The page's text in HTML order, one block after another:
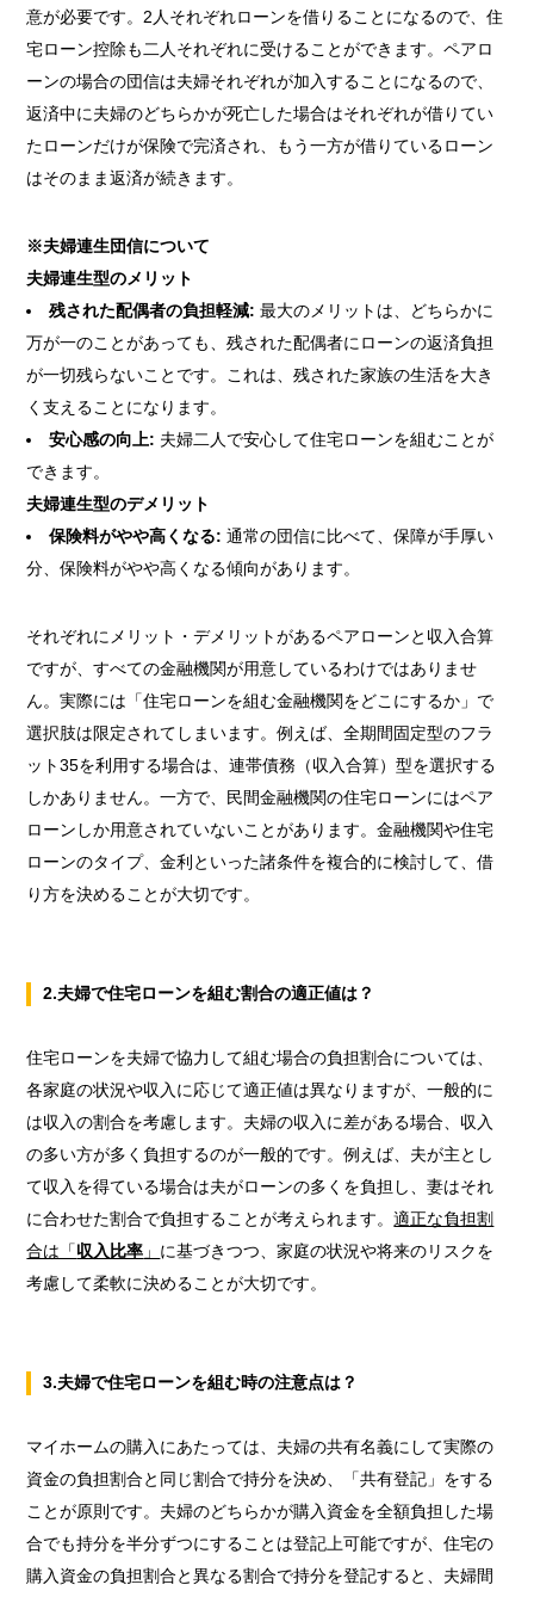
意が必要です。2人それぞれローンを借りることになるので、住
宅ローン控除も二人それぞれに受けることができます。ペアロ
ーンの場合の団信は夫婦それぞれが加入することになるので、
返済中に夫婦のどちらかが死亡した場合はそれぞれが借りてい
たローンだけが保険で完済され、もう一方が借りているローン
はそのまま返済が続きます。
※夫婦連生団信について
夫婦連生型のメリット
残された配偶者の負担軽減: 最大のメリットは、どちらかに
万が一のことがあっても、残された配偶者にローンの返済負担
が一切残らないことです。これは、残された家族の生活を大き
く支えることになります。
安心感の向上: 夫婦二人で安心して住宅ローンを組むことが
できます。
夫婦連生型のデメリット
保険料がやや高くなる: 通常の団信に比べて、保障が手厚い
分、保険料がやや高くなる傾向があります。
それぞれにメリット・デメリットがあるペアローンと収入合算
ですが、すべての金融機関が用意しているわけではありませ
ん。実際には「住宅ローンを組む金融機関をどこにするか」で
選択肢は限定されてしまいます。例えば、全期間固定型のフラ
ット35を利用する場合は、連帯債務（収入合算）型を選択する
しかありません。一方で、民間金融機関の住宅ローンにはペア
ローンしか用意されていないことがあります。金融機関や住宅
ローンのタイプ、金利といった諸条件を複合的に検討して、借
り方を決めることが大切です。
2.夫婦で住宅ローンを組む割合の適正値は？
住宅ローンを夫婦で協力して組む場合の負担割合については、
各家庭の状況や収入に応じて適正値は異なりますが、一般的に
は収入の割合を考慮します。夫婦の収入に差がある場合、収入
の多い方が多く負担するのが一般的です。例えば、夫が主とし
て収入を得ている場合は夫がローンの多くを負担し、妻はそれ
に合わせた割合で負担することが考えられます。適正な負担割
合は「 収入比率 」 に基づきつつ、家庭の状況や将来のリスクを
考慮して柔軟に決めることが大切です。
3.夫婦で住宅ローンを組む時の注意点は？
マイホームの購入にあたっては、夫婦の共有名義にして実際の
資金の負担割合と同じ割合で持分を決め、「共有登記」をする
ことが原則です。夫婦のどちらかが購入資金を全額負担した場
合でも持分を半分ずつにすることは登記上可能ですが、住宅の
購入資金の負担割合と異なる割合で持分を登記すると、夫婦間